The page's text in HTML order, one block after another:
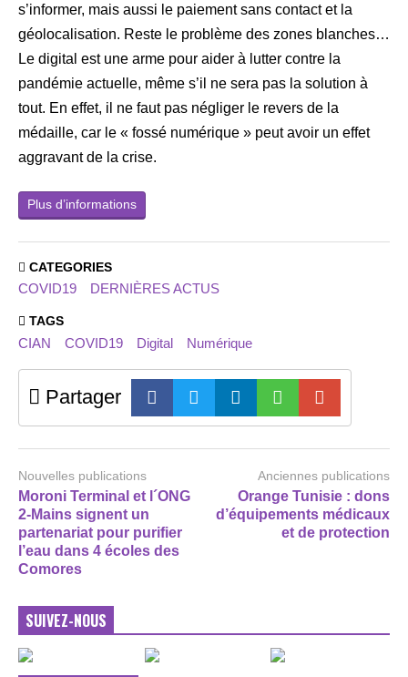
s’informer, mais aussi le paiement sans contact et la
géolocalisation. Reste le problème des zones blanches…
Le digital est une arme pour aider à lutter contre la
pandémie actuelle, même s’il ne sera pas la solution à
tout. En effet, il ne faut pas négliger le revers de la
médaille, car le « fossé numérique » peut avoir un effet
aggravant de la crise.
Plus d’informations
CATEGORIES
COVID19 DERNIÈRES ACTUS
TAGS
CIAN COVID19 Digital Numérique
Partager
Nouvelles publications
Moroni Terminal et l´ONG
2-Mains signent un
partenariat pour purifier
l’eau dans 4 écoles des
Comores
Anciennes publications
Orange Tunisie : dons
d’équipements médicaux
et de protection
SUIVEZ-NOUS